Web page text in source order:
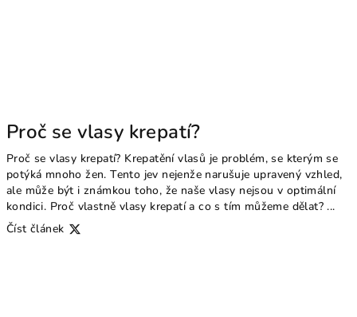
Proč se vlasy krepatí?
Proč se vlasy krepatí? Krepatění vlasů je problém, se kterým se
potýká mnoho žen. Tento jev nejenže narušuje upravený vzhled,
ale může být i známkou toho, že naše vlasy nejsou v optimální
kondici. Proč vlastně vlasy krepatí a co s tím můžeme dělat? ...
Číst článek